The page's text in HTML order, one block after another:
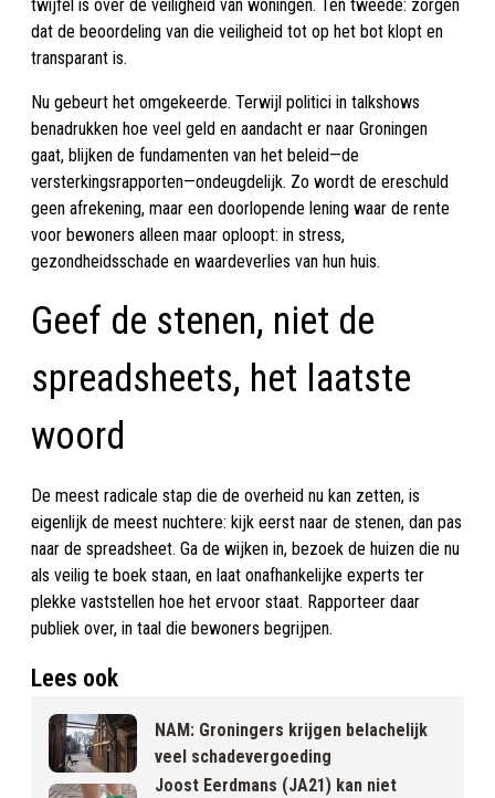
twijfel is over de veiligheid van woningen. Ten tweede: zorgen
dat de beoordeling van die veiligheid tot op het bot klopt en
transparant is.
Nu gebeurt het omgekeerde. Terwijl politici in talkshows
benadrukken hoe veel geld en aandacht er naar Groningen
gaat, blijken de fundamenten van het beleid—de
versterkingsrapporten—ondeugdelijk. Zo wordt de ereschuld
geen afrekening, maar een doorlopende lening waar de rente
voor bewoners alleen maar oploopt: in stress,
gezondheidsschade en waardeverlies van hun huis.
Geef de stenen, niet de
spreadsheets, het laatste
woord
De meest radicale stap die de overheid nu kan zetten, is
eigenlijk de meest nuchtere: kijk eerst naar de stenen, dan pas
naar de spreadsheet. Ga de wijken in, bezoek de huizen die nu
als veilig te boek staan, en laat onafhankelijke experts ter
plekke vaststellen hoe het ervoor staat. Rapporteer daar
publiek over, in taal die bewoners begrijpen.
Lees ook
NAM: Groningers krijgen belachelijk
veel schadevergoeding
Joost Eerdmans (JA21) kan niet